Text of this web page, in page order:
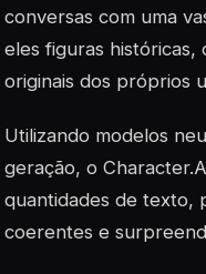
conversas com uma
eles figuras históricas,
originais dos próprios
Utilizando modelos
geração, o
quantidades de texto,
coerentes e